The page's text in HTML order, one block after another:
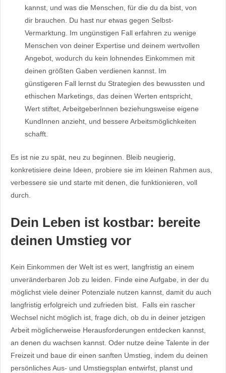
kannst, und was die Menschen, für die du da bist, von
dir brauchen. Du hast nur etwas gegen Selbst-
Vermarktung. Im ungünstigen Fall erfahren zu wenige
Menschen von deiner Expertise und deinem wertvollen
Angebot, wodurch du kein lohnendes Einkommen mit
deinen größten Gaben verdienen kannst. Im
günstigeren Fall lernst du Strategien des bewussten und
ethischen Marketings, das deinen Werten entspricht,
Wert stiftet, ArbeitgeberInnen beziehungsweise eigene
KundInnen anzieht, und bessere Arbeitsmöglichkeiten
schafft.
Es ist nie zu spät, neu zu beginnen. Bleib neugierig,
konkretisiere deine Ideen, probiere sie im kleinen Rahmen aus,
verbessere sie und starte mit denen, die funktionieren, voll
durch.
Dein Leben ist kostbar: bereite
deinen Umstieg vor
Kein Einkommen der Welt ist es wert, langfristig an einem
unveränderbaren Job zu leiden. Finde eine Aufgabe, in der du
möglichst viele deiner Potenziale nutzen kannst, damit du auch
langfristig erfolgreich und zufrieden bist. Falls ein rascher
Wechsel nicht möglich ist, frage dich, ob du in deiner jetzigen
Arbeit möglicherweise Herausforderungen entdecken kannst,
an denen du wachsen kannst. Oder nutze deine Talente in der
Freizeit und baue dir einen sanften Umstieg, indem du deinen
persönliches Aus- und Umstiegsplan entwirfst, planst und